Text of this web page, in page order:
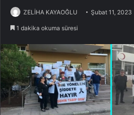
ZELİHA KAYAOĞLU Şubat 11, 2023
1 dakika okuma süresi